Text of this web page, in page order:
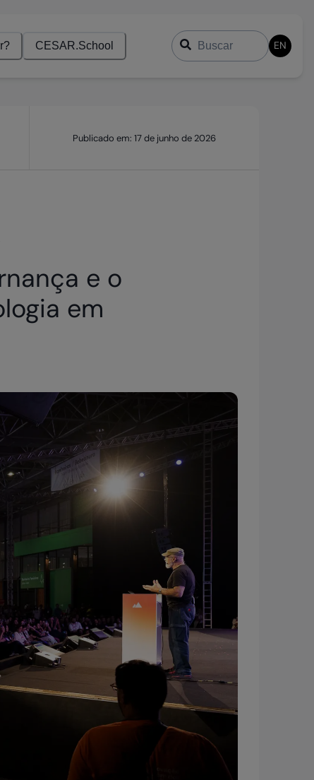
CESAR.School
Buscar
EN
Publicado em: 17 de junho de 2026
e o
em